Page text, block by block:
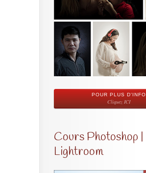
POUR PLUS D'INFO
Cliquez ICI
Cours Photoshop |
Lightroom